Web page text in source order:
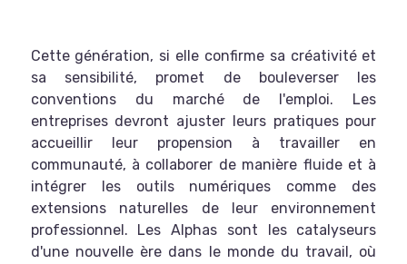
Cette génération, si elle confirme sa créativité et
sa sensibilité, promet de bouleverser les
conventions du marché de l'emploi. Les
entreprises devront ajuster leurs pratiques pour
accueillir leur propension à travailler en
communauté, à collaborer de manière fluide et à
intégrer les outils numériques comme des
extensions naturelles de leur environnement
professionnel. Les Alphas sont les catalyseurs
d'une nouvelle ère dans le monde du travail, où